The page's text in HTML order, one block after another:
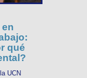
qué
UCN